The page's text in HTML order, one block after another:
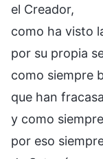
el Creador,
como ha visto
por su propia
como siempre
que han
y como
por eso